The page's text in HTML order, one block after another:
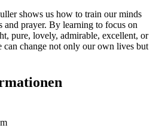
shows us how to train our minds
and prayer. By learning to focus on
pure, lovely, admirable, excellent, or
change not only our own lives but